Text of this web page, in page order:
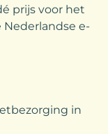
prijs voor het
e-
in